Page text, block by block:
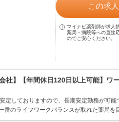
この求
マイナビ薬剤師が求人
薬局・病院等への直接
のでご安心ください。
社】【年間休日120日以上可能】ワ
定しておりますので、長期安定勤務が可
番のライフワークバランスが取れた薬局を